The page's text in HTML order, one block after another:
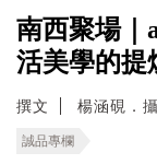
南西聚場｜
活美學的提
撰文 楊涵硯．
誠品專欄